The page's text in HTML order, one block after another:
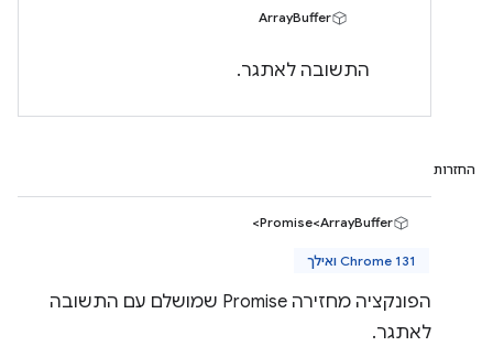
ArrayBuffer
התשובה לאתגר.
החזרות
Promise<ArrayBuffer>
Chrome 131 ואילך
הפונקציה מחזירה Promise שמושלם עם התשובה
לאתגר.